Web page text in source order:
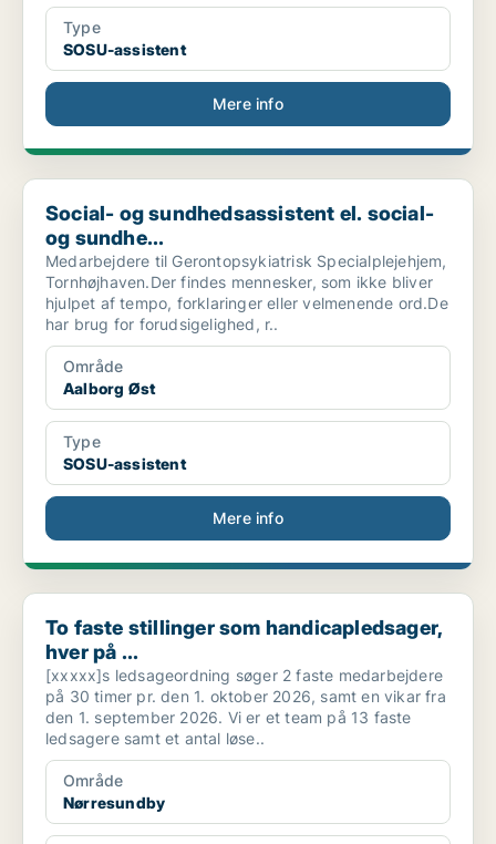
Type
SOSU-assistent
Mere info
Social- og sundhedsassistent el. social- og sundhe...
Social- og sundhedsassistent el. social-
og sundhe...
Medarbejdere til Gerontopsykiatrisk Specialplejehjem,
Tornhøjhaven.Der findes mennesker, som ikke bliver
hjulpet af tempo, forklaringer eller velmenende ord.De
har brug for forudsigelighed, r..
Område
Aalborg Øst
Type
SOSU-assistent
Mere info
To faste stillinger som handicapledsager, hver på ...
To faste stillinger som handicapledsager,
hver på ...
[xxxxx]s ledsageordning søger 2 faste medarbejdere
på 30 timer pr. den 1. oktober 2026, samt en vikar fra
den 1. september 2026. Vi er et team på 13 faste
ledsagere samt et antal løse..
Område
Nørresundby